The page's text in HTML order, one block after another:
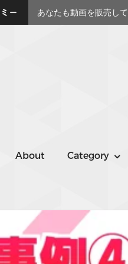
あなたも動画を販売し
About Category